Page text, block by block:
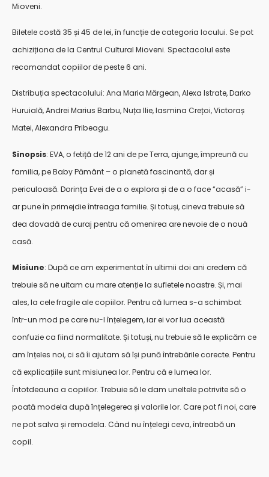
Mioveni.
Biletele costă 35 și 45 de lei, în funcție de categoria locului. Se pot
achiziționa de la Centrul Cultural Mioveni. Spectacolul este
recomandat copiilor de peste 6 ani.
Distribuția spectacolului: Ana Maria Mărgean, Alexa Istrate, Darko
Huruială, Andrei Marius Barbu, Nuța Ilie, Iasmina Crețoi, Victoraș
Matei, Alexandra Pribeagu.
Sinopsis: EVA, o fetiță de 12 ani de pe Terra, ajunge, împreună cu
familia, pe Baby Pământ – o planetă fascinantă, dar și
periculoasă. Dorința Evei de a o explora și de a o face “acasă” i-
ar pune în primejdie întreaga familie. Și totuși, cineva trebuie să
dea dovadă de curaj pentru că omenirea are nevoie de o nouă
casă.
Misiune: După ce am experimentat în ultimii doi ani credem că
trebuie să ne uitam cu mare atenție la sufletele noastre. Și, mai
ales, la cele fragile ale copiilor. Pentru că lumea s-a schimbat
într-un mod pe care nu-l înțelegem, iar ei vor lua această
confuzie ca fiind normalitate. Și totuși, nu trebuie să le explicăm ce
am înțeles noi, ci să îi ajutam să își pună întrebările corecte. Pentru
că explicațiile sunt misiunea lor. Pentru că e lumea lor.
Întotdeauna a copiilor. Trebuie să le dam uneltele potrivite să o
poată modela după înțelegerea și valorile lor. Care pot fi noi, care
ne pot salva și remodela. Când nu înțelegi ceva, întreabă un
copil.